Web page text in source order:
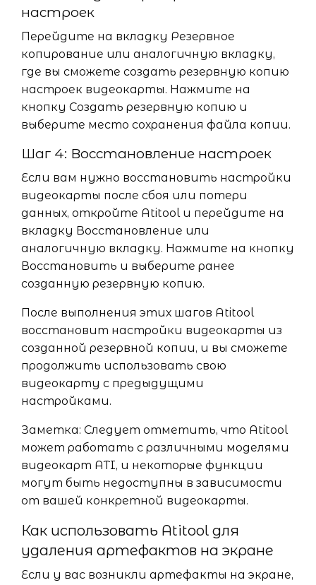
настроек
Перейдите на вкладку Резервное
копирование или аналогичную вкладку,
где вы сможете создать резервную копию
настроек видеокарты. Нажмите на
кнопку Создать резервную копию и
выберите место сохранения файла копии.
Шаг 4: Восстановление настроек
Если вам нужно восстановить настройки
видеокарты после сбоя или потери
данных, откройте Atitool и перейдите на
вкладку Восстановление или
аналогичную вкладку. Нажмите на кнопку
Восстановить и выберите ранее
созданную резервную копию.
После выполнения этих шагов Atitool
восстановит настройки видеокарты из
созданной резервной копии, и вы сможете
продолжить использовать свою
видеокарту с предыдущими
настройками.
Заметка: Следует отметить, что Atitool
может работать с различными моделями
видеокарт ATI, и некоторые функции
могут быть недоступны в зависимости
от вашей конкретной видеокарты.
Как использовать Atitool для
удаления артефактов на экране
Если у вас возникли артефакты на экране,